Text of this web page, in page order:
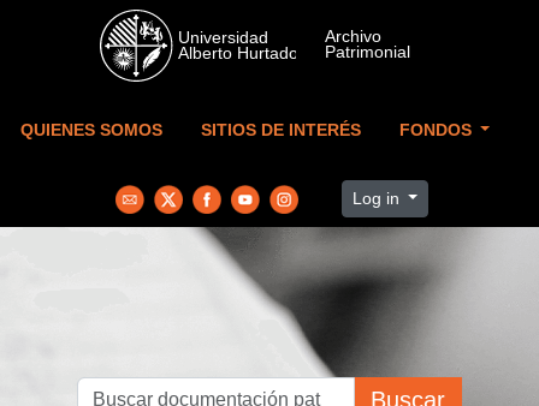
Skip to main content
QUIENES SOMOS SITIOS DE INTERÉS FONDOS
Log in
Buscar